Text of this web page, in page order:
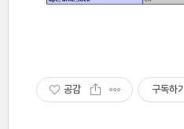
공감 구독하기